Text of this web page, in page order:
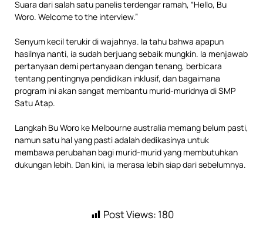
Suara dari salah satu panelis terdengar ramah, “Hello, Bu
Woro. Welcome to the interview.”
Senyum kecil terukir di wajahnya. Ia tahu bahwa apapun
hasilnya nanti, ia sudah berjuang sebaik mungkin. Ia menjawab
pertanyaan demi pertanyaan dengan tenang, berbicara
tentang pentingnya pendidikan inklusif, dan bagaimana
program ini akan sangat membantu murid-muridnya di SMP
Satu Atap.
Langkah Bu Woro ke Melbourne australia memang belum pasti,
namun satu hal yang pasti adalah dedikasinya untuk
membawa perubahan bagi murid-murid yang membutuhkan
dukungan lebih. Dan kini, ia merasa lebih siap dari sebelumnya.
Post Views: 180